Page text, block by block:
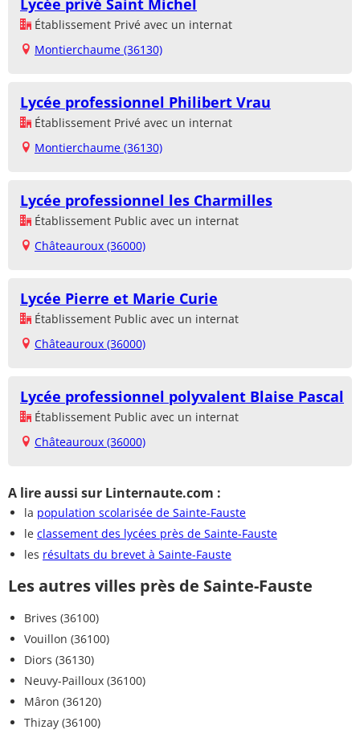
Lycée privé Saint Michel
Établissement Privé avec un internat
Montierchaume (36130)
Lycée professionnel Philibert Vrau
Établissement Privé avec un internat
Montierchaume (36130)
Lycée professionnel les Charmilles
Établissement Public avec un internat
Châteauroux (36000)
Lycée Pierre et Marie Curie
Établissement Public avec un internat
Châteauroux (36000)
Lycée professionnel polyvalent Blaise Pascal
Établissement Public avec un internat
Châteauroux (36000)
A lire aussi sur Linternaute.com :
la population scolarisée de Sainte-Fauste
le classement des lycées près de Sainte-Fauste
les résultats du brevet à Sainte-Fauste
Les autres villes près de Sainte-Fauste
Brives (36100)
Vouillon (36100)
Diors (36130)
Neuvy-Pailloux (36100)
Mâron (36120)
Thizay (36100)